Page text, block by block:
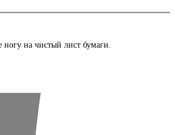
ногу на чистый лист бумаги.